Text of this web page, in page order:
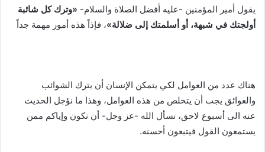
يقول أمير المؤمنين -عليه أفضل الصلاة والسلام- «وترك كل شائبة
أولجتك في شبهة، أو أسلمتك إلى ضلالة»، فإذاً هذه أمور مهمة جداً
هناك عدد من العوامل لكي يتمكن الإنسان أن يترك الشوائب
والعوائق يجب أن يتخلص من هذه العوامل، وهذا ما نؤجل الحديث
عنه الى أسبوع لاحق، نسأل الله -عز وجل- أن نكون وإياكم ممن
يستمعون القول فيتبعون أحسنه.